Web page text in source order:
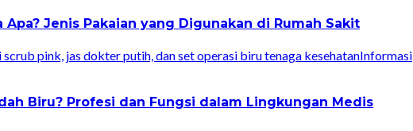
Apa? Jenis Pakaian yang Digunakan di Rumah Sakit
Informasi
Biru? Profesi dan Fungsi dalam Lingkungan Medis